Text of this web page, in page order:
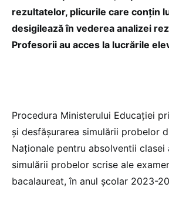
rezultatelor, plicurile care conțin
desigilează în vederea analizei
Profesorii au acces la lucrările
Procedura Ministerului Educației
şi desfășurarea simulării probelor
Naționale pentru absolventii clasei
simulării probelor scrise ale
bacalaureat, în anul școlar 2023-